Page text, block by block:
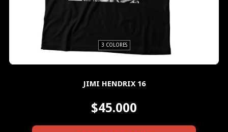
3 COLORES
JIMI HENDRIX 16
$45.000